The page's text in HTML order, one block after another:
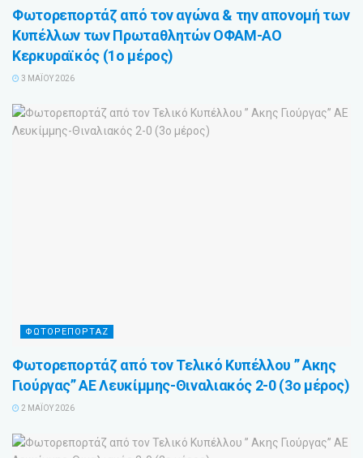
Φωτορεπορτάζ από τον αγώνα & την απονομή των
Κυπέλλων των Πρωταθλητών ΟΦΑΜ-ΑΟ
Κερκυραϊκός (1ο μέρος)
3 ΜΑΪ́ΟΥ 2026
ΦΩΤΟΡΕΠΟΡΤΑΖ
Φωτορεπορτάζ από τον Τελικό Κυπέλλου ” Ακης
Γιούργας” ΑΕ Λευκίμμης-Θιναλιακός 2-0 (3ο μέρος)
2 ΜΑΪ́ΟΥ 2026